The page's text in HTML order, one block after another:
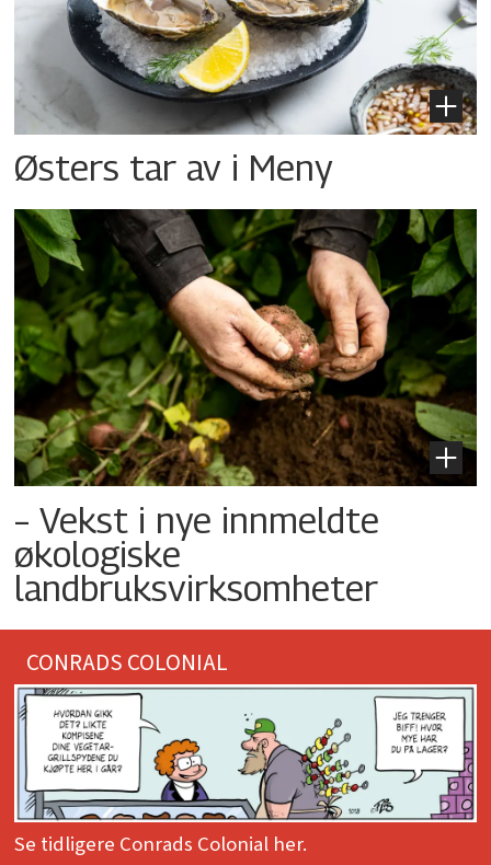
Østers tar av i Meny
– Vekst i nye innmeldte
økologiske
landbruksvirksomheter
CONRADS COLONIAL
Se tidligere Conrads Colonial her.